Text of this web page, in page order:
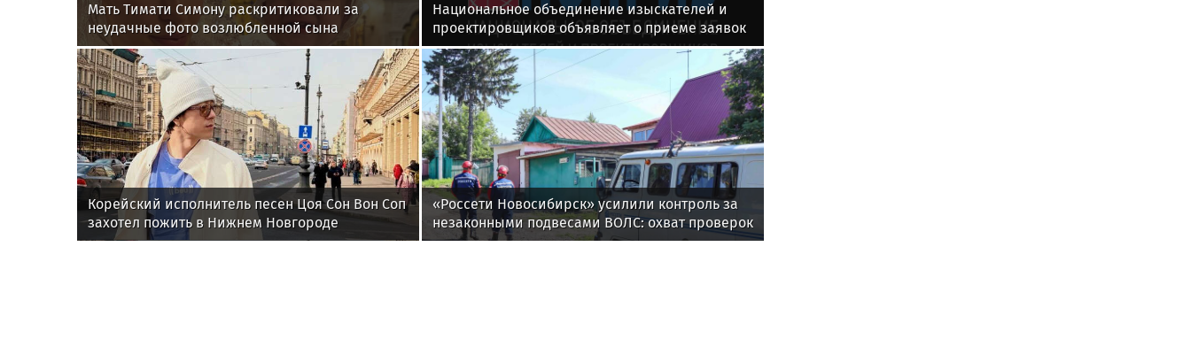
Мать Тимати Симону раскритиковали за
неудачные фото возлюбленной сына
Валентины
Национальное объединение изыскателей и
проектировщиков объявляет о приеме заявок
на XI Международный профессиональный
конкурс НОПРИЗ на лучший проект
Корейский исполнитель песен Цоя Сон Вон Соп
захотел пожить в Нижнем Новгороде
«Россети Новосибирск» усилили контроль за
незаконными подвесами ВОЛС: охват проверок
вырос в 1,5 раза